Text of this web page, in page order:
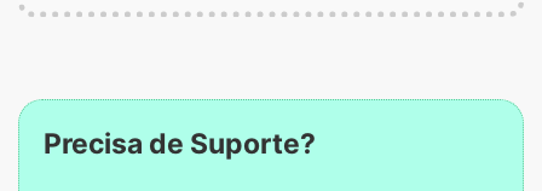
Precisa de Suporte?